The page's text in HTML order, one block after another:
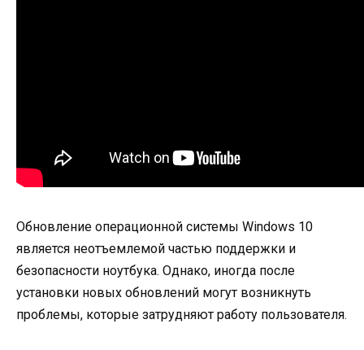
Обновление операционной системы Windows 10
является неотъемлемой частью поддержки и
безопасности ноутбука. Однако, иногда после
установки новых обновлений могут возникнуть
проблемы, которые затрудняют работу пользователя.